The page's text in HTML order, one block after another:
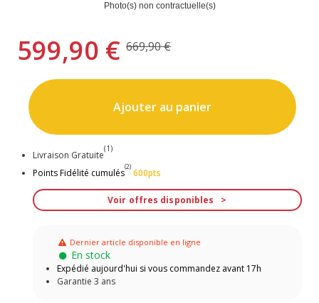
Photo(s) non contractuelle(s)
599,90 € 669,90 €
Ajouter au panier
Livraison Gratuite
(1)
Points Fidélité cumulés
(2)
600pts
Voir offres disponibles
Dernier article disponible en ligne
En stock
Expédié aujourd'hui si vous commandez avant 17h
Garantie 3 ans